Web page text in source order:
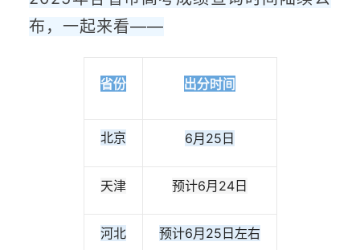
布，一起来看——
省份 出分时间
北京 6月25日
天津 预计6月24日
河北 预计6月25日左右